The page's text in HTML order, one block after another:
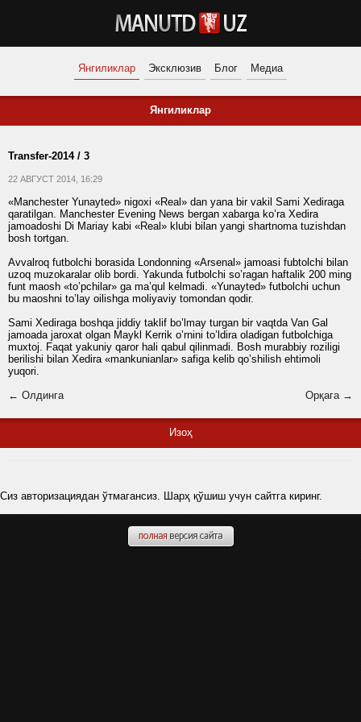
Янгиликлар Эксклюзив Блог Медиа
Янгиликлар
Transfer-2014 / 3
22 АВГУСТ 2014, 16:29
«Manchester Yunayted» nigoxi «Real» dan yana bir vakil Sami Xediraga
qaratilgan. Manchester Evening News bergan xabarga ko’ra Xedira
jamoadoshi Di Mariay kabi «Real» klubi bilan yangi shartnoma tuzishdan
bosh tortgan.
Avvalroq futbolchi borasida Londonning «Arsenal» jamoasi fubtolchi bilan
uzoq muzokaralar olib bordi. Yakunda futbolchi so’ragan haftalik 200 ming
funt maosh «to’pchilar» ga ma’qul kelmadi. «Yunayted» futbolchi uchun
bu maoshni to’lay oilishga moliyaviy tomondan qodir.
Sami Xediraga boshqa jiddiy taklif bo’lmay turgan bir vaqtda Van Gal
jamoada jaroxat olgan Maykl Kerrik o’rnini to’ldira oladigan futbolchiga
muxtoj. Faqat yakuniy qaror hali qabul qilinmadi. Bosh murabbiy roziligi
berilishi bilan Xedira «mankunianlar» safiga kelib qo’shilish ehtimoli
yuqori.
← Олдинга
Орқага →
Изоҳ
Сиз авторизациядан ўтмагансиз. Шарҳ қўшиш учун сайтга киринг.